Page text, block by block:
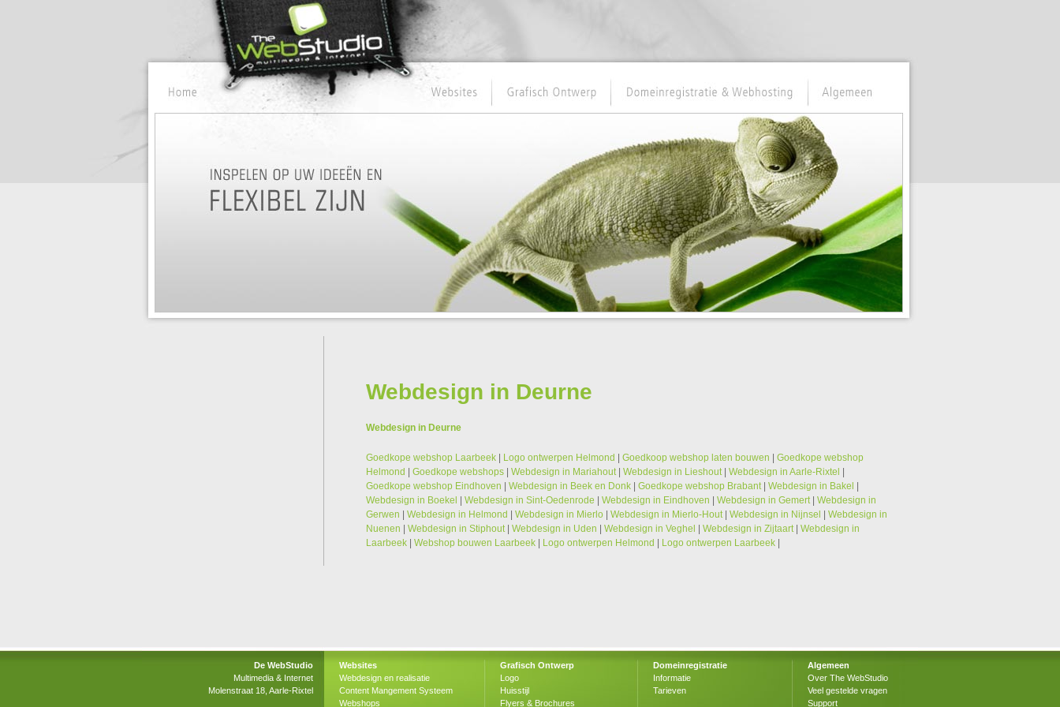
Webdesign in Deurne
Webdesign in Deurne
Goedkope webshop Laarbeek Logo ontwerpen Helmond Goedkoop webshop laten bouwen
Goedkope webshop
Helmond
Goedkope webshops Webdesign in Mariahout| Webdesign in Lieshout| Webdesign in Aarle-Rixtel
Goedkope webshop Eindhoven
Webdesign in Beek en Donk Goedkope webshop Brabant| Webdesign in Bakel
Webdesign in Boekel
Webdesign in Sint-Oedenrode Webdesign in Eindhoven Webdesign in Gemert| Webdesign in
Gerwen
Webdesign in Helmond Webdesign in Mierlo Webdesign in Mierlo-Hout| Webdesign in Nijnsel
Webdesign in
Nuenen
Webdesign in Stiphout| Webdesign in Uden Webdesign in Veghel Webdesign in Zijtaart| Webdesign in
Laarbeek
Webshop bouwen Laarbeek Logo ontwerpen Helmond Logo ontwerpen Laarbeek
De WebStudio
Multimedia & Internet
Molenstraat 18, Aarle-Rixtel
Websites
Webdesign en realisatie
Content Mangement Systeem
Webshops
Grafisch Ontwerp
Logo
Huisstijl
Flyers & Brochures
Domeinregistratie
Informatie
Tarieven
Algemeen
Over The WebStudio
Veel gestelde vragen
Support